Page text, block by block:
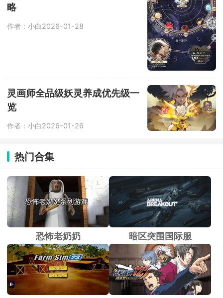
略
作者：小白2026-01-28
灵画师全品级妖灵养成优先级一
览
作者：小白2026-01-26
热门合集
恐怖老奶奶 暗区突围国际服